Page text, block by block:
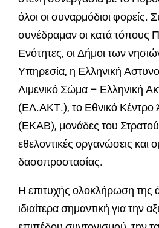
όλοι οι συναρμόδιοι φορείς.
συνέδραμαν οι κατά τόπους
Ενότητες, οι Δήμοι των
Υπηρεσία, η Ελληνική
Λιμενικό Σώμα – Ελληνική
(ΕΛ.ΑΚΤ.), το Εθνικό Κέντρο
(ΕΚΑΒ), μονάδες του
εθελοντικές οργανώσεις και
δασοπροστασίας.
Η επιτυχής ολοκλήρωση της
ιδιαίτερα σημαντική για την